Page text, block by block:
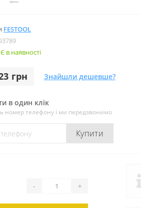
FESTOOL
Є в наявності
грн Знайшли дешевше?
в один клік
номер телефону і ми передзвонимо
Купити
- +